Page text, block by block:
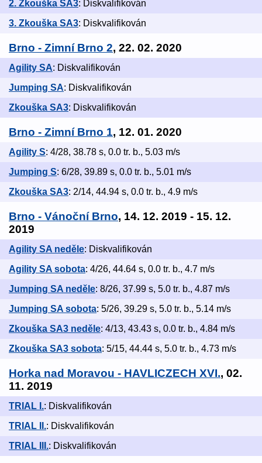
2. Zkouška SA3: Diskvalifikován
3. Zkouška SA3: Diskvalifikován
Brno - Zimní Brno 2, 22. 02. 2020
Agility SA: Diskvalifikován
Jumping SA: Diskvalifikován
Zkouška SA3: Diskvalifikován
Brno - Zimní Brno 1, 12. 01. 2020
Agility S: 4/28, 38.78 s, 0.0 tr. b., 5.03 m/s
Jumping S: 6/28, 39.89 s, 0.0 tr. b., 5.01 m/s
Zkouška SA3: 2/14, 44.94 s, 0.0 tr. b., 4.9 m/s
Brno - Vánoční Brno, 14. 12. 2019 - 15. 12.
2019
Agility SA neděle: Diskvalifikován
Agility SA sobota: 4/26, 44.64 s, 0.0 tr. b., 4.7 m/s
Jumping SA neděle: 8/26, 37.99 s, 5.0 tr. b., 4.87 m/s
Jumping SA sobota: 5/26, 39.29 s, 5.0 tr. b., 5.14 m/s
Zkouška SA3 neděle: 4/13, 43.43 s, 0.0 tr. b., 4.84 m/s
Zkouška SA3 sobota: 5/15, 44.44 s, 5.0 tr. b., 4.73 m/s
Horka nad Moravou - HAVLICZECH XVI., 02.
11. 2019
TRIAL I.: Diskvalifikován
TRIAL II.: Diskvalifikován
TRIAL III.: Diskvalifikován